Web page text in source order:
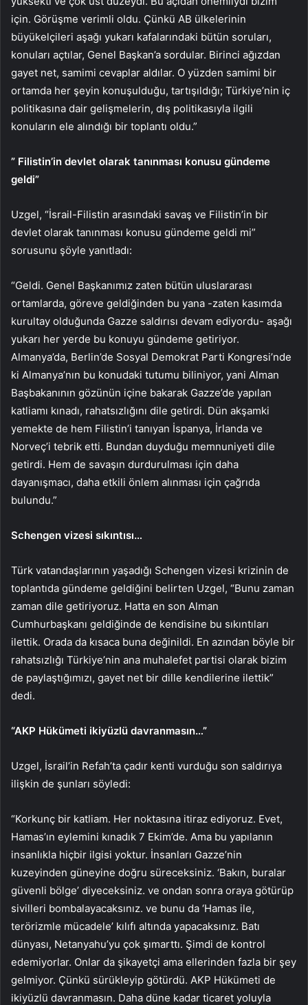
için. Görüşme verimli oldu. Çünkü AB ülkelerinin
büyükelçileri aşağı yukarı kafalarındaki bütün soruları,
konuları açtılar, Genel Başkan’a sordular. Birinci ağızdan
gayet net, samimi cevaplar aldılar. O yüzden samimi bir
ortamda her şeyin konuşulduğu, tartışıldığı; Türkiye’nin iç
politikasına dair gelişmelerin, dış politikasıyla ilgili
konuların ele alındığı bir toplantı oldu.”
” Filistin’in devlet olarak tanınması konusu gündeme
geldi”
Uzgel, “İsrail-Filistin arasındaki savaş ve Filistin’in bir
devlet olarak tanınması konusu gündeme geldi mi”
sorusunu şöyle yanıtladı:
“Geldi. Genel Başkanımız zaten bütün uluslararası
ortamlarda, göreve geldiğinden bu yana -zaten kasımda
kurultay olduğunda Gazze saldırısı devam ediyordu- aşağı
yukarı her yerde bu konuyu gündeme getiriyor.
Almanya’da, Berlin’de Sosyal Demokrat Parti Kongresi’nde
ki Almanya’nın bu konudaki tutumu biliniyor, yani Alman
Başbakanının gözünün içine bakarak Gazze’de yapılan
katliamı kınadı, rahatsızlığını dile getirdi. Dün akşamki
yemekte de hem Filistin’i tanıyan İspanya, İrlanda ve
Norveç’i tebrik etti. Bundan duyduğu memnuniyeti dile
getirdi. Hem de savaşın durdurulması için daha
dayanışmacı, daha etkili önlem alınması için çağrıda
bulundu.”
Schengen vizesi sıkıntısı…
Türk vatandaşlarının yaşadığı Schengen vizesi krizinin de
toplantıda gündeme geldiğini belirten Uzgel, “Bunu zaman
zaman dile getiriyoruz. Hatta en son Alman
Cumhurbaşkanı geldiğinde de kendisine bu sıkıntıları
ilettik. Orada da kısaca buna değinildi. En azından böyle bir
rahatsızlığı Türkiye’nin ana muhalefet partisi olarak bizim
de paylaştığımızı, gayet net bir dille kendilerine ilettik”
dedi.
“AKP Hükümeti ikiyüzlü davranmasın…”
Uzgel, İsrail’in Refah’ta çadır kenti vurduğu son saldırıya
ilişkin de şunları söyledi:
“Korkunç bir katliam. Her noktasına itiraz ediyoruz. Evet,
Hamas’ın eylemini kınadık 7 Ekim’de. Ama bu yapılanın
insanlıkla hiçbir ilgisi yoktur. İnsanları Gazze’nin
kuzeyinden güneyine doğru süreceksiniz. ‘Bakın, buralar
güvenli bölge’ diyeceksiniz. ve ondan sonra oraya götürüp
sivilleri bombalayacaksınız. ve bunu da ‘Hamas ile,
terörizmle mücadele’ kılıfı altında yapacaksınız. Batı
dünyası, Netanyahu’yu çok şımarttı. Şimdi de kontrol
edemiyorlar. Onlar da şikayetçi ama ellerinden fazla bir şey
gelmiyor. Çünkü sürükleyip götürdü. AKP Hükümeti de
ikiyüzlü davranmasın. Daha düne kadar ticaret yoluyla